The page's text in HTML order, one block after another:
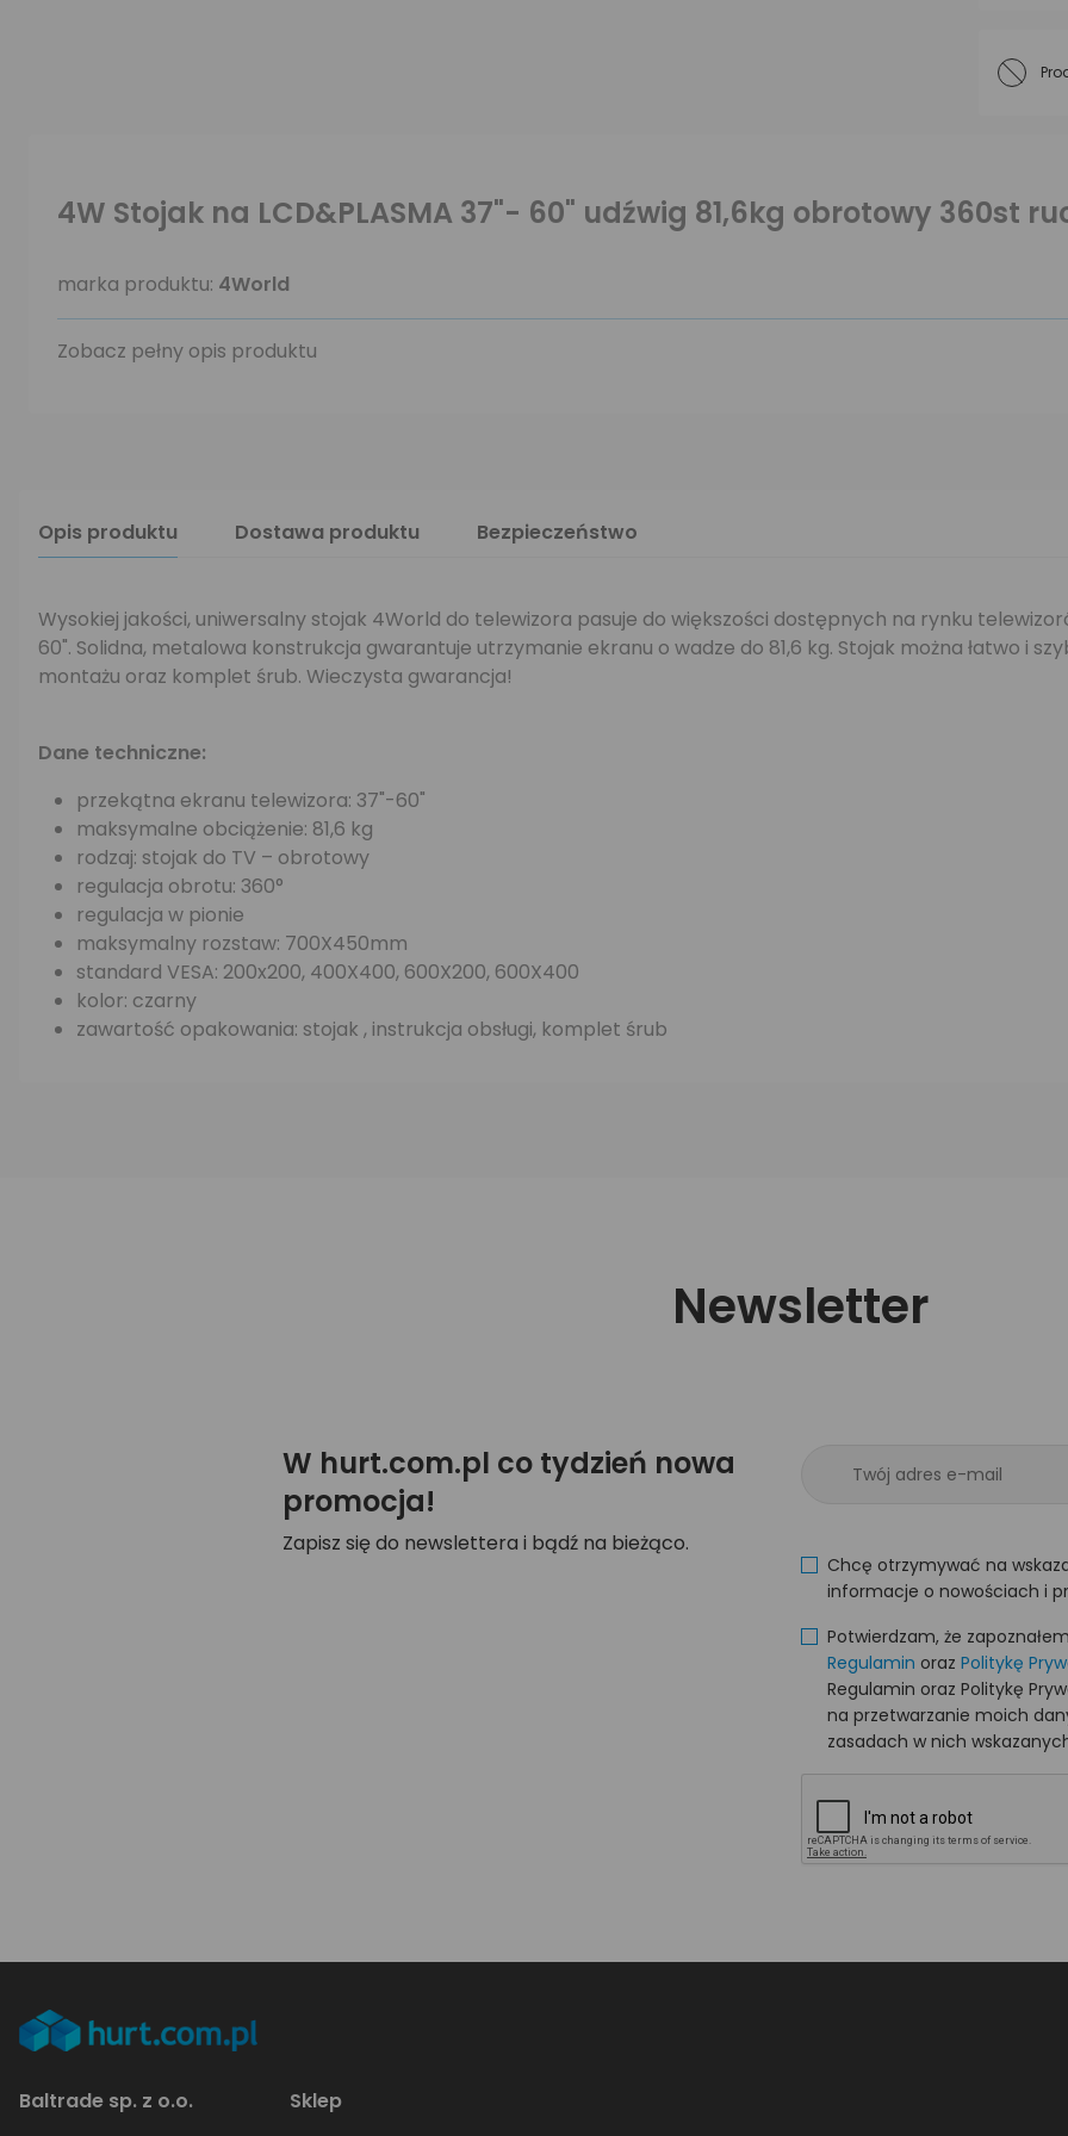
4W Stojak na LCD&PLASMA 37"- 60" udźwig 81,6kg obrotowy 360st
marka produktu: 4World
Zobacz pełny opis produktu
Opis produktu Dostawa produktu Bezpieczeństwo
Wysokiej jakości, uniwersalny stojak 4World do telewizora pasuje do większości dostępnych na rynku
60". Solidna, metalowa konstrukcja gwarantuje utrzymanie ekranu o wadze do 81,6 kg. Stojak można łatwo i
montażu oraz komplet śrub. Wieczysta gwarancja!
Dane techniczne:
przekątna ekranu telewizora: 37"-60"
maksymalne obciążenie: 81,6 kg
rodzaj: stojak do TV – obrotowy
regulacja obrotu: 360°
regulacja w pionie
maksymalny rozstaw: 700X450mm
standard VESA: 200x200, 400X400, 600X200, 600X400
kolor: czarny
zawartość opakowania: stojak , instrukcja obsługi, komplet śrub
Newsletter
W hurt.com.pl co tydzień nowa
promocja!
Zapisz się do newslettera i bądź na bieżąco.
Chcę otrzymywać na
informacje o nowościach i
Potwierdzam, że
Regulamin oraz Politykę
Regulamin oraz Politykę
na przetwarzanie moich
zasadach w nich
Baltrade sp. z o.o. Sklep